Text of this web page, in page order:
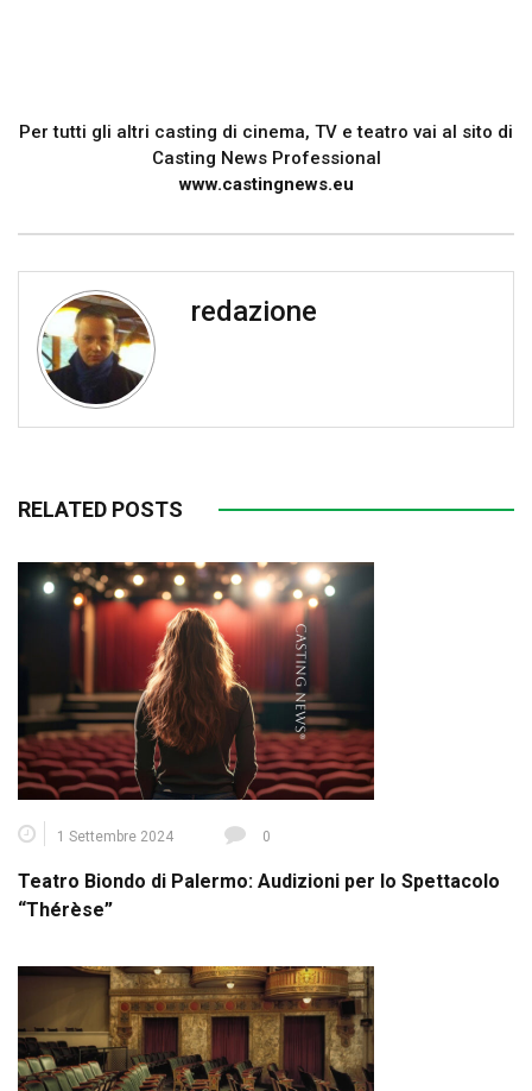
Per tutti gli altri casting di cinema, TV e teatro vai al sito di
Casting News Professional
www.castingnews.eu
redazione
RELATED POSTS
1 Settembre 2024 0
Teatro Biondo di Palermo: Audizioni per lo Spettacolo
“Thérèse”